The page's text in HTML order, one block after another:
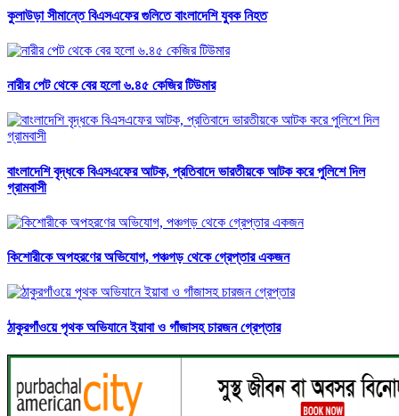
কুলাউড়া সীমান্তে বিএসএফের গুলিতে বাংলাদেশি যুবক নিহত
নারীর পেট থেকে বের হলো ৬.৪৫ কেজির টিউমার
বাংলাদেশি বৃদ্ধকে বিএসএফের আটক, প্রতিবাদে ভারতীয়কে আটক করে পুলিশে দিল
গ্রামবাসী
কিশোরীকে অপহরণের অভিযোগ, পঞ্চগড় থেকে গ্রেপ্তার একজন
ঠাকুরগাঁওয়ে পৃথক অভিযানে ইয়াবা ও গাঁজাসহ চারজন গ্রেপ্তার